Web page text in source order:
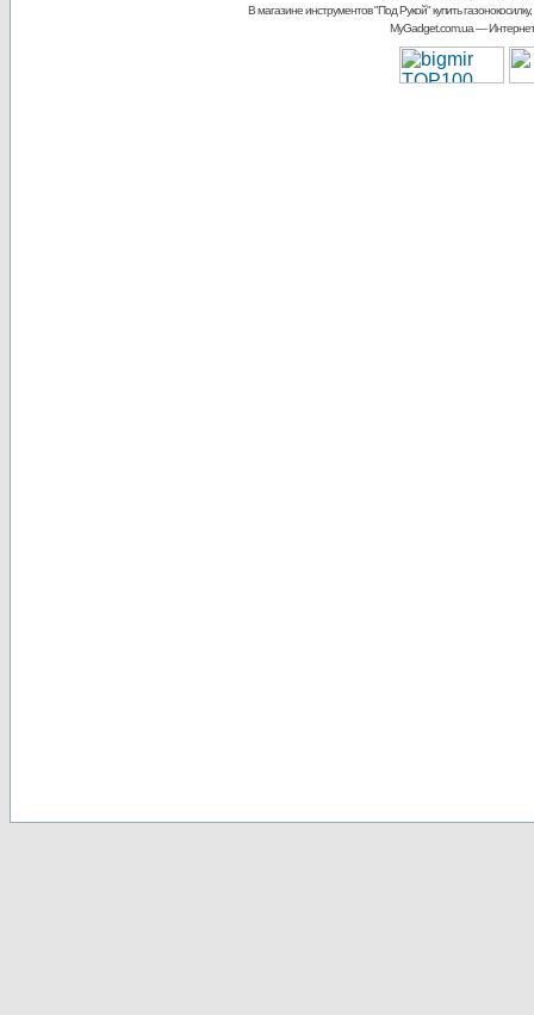
В магазине инструментов "Под Рукой"купить
MyGadget.com.ua—